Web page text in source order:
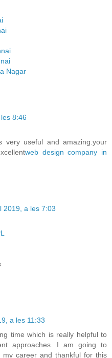
Nagar
8:46
very useful and amazing.your
web design company in
2019, a les 7:03
a les 11:33
time which is really helpful to
approaches. I am going to
career and thankful for this